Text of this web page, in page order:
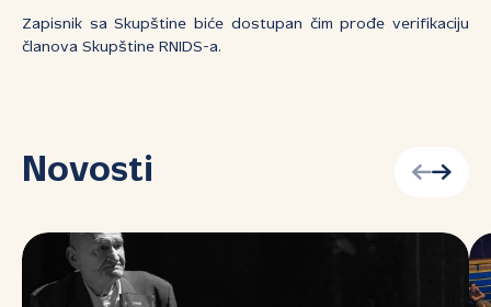
Zapisnik sa Skupštine biće dostupan čim prođe verifikaciju
članova Skupštine RNIDS-a.
Novosti